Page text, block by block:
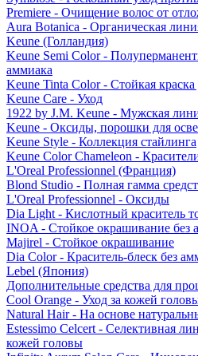
Premiere - Очищение волос от
Aura Botanica - Органическая
Keune (Голландия)
Keune Semi Color -
аммиака
Keune Tinta Color - Стойкая краска
Keune Care - Уход
1922 by J.M. Keune - Мужская
Keune - Оксиды, порошки для
Keune Style - Коллекция стайлинга
Keune Color Chameleon -
L'Oreal Professionnel (Франция)
Blond Studio - Полная гамма
L'Oreal Professionnel - Оксиды
Dia Light - Кислотный краситель
INOA - Стойкое окрашивание без
Majirel - Стойкое окрашивание
Dia Color - Краситель-блеск без
Lebel (Япония)
Дополнительные средства для
Cool Orange - Уход за кожей
Natural Hair - На основе
Estessimo Celcert - Селективная
кожей головы